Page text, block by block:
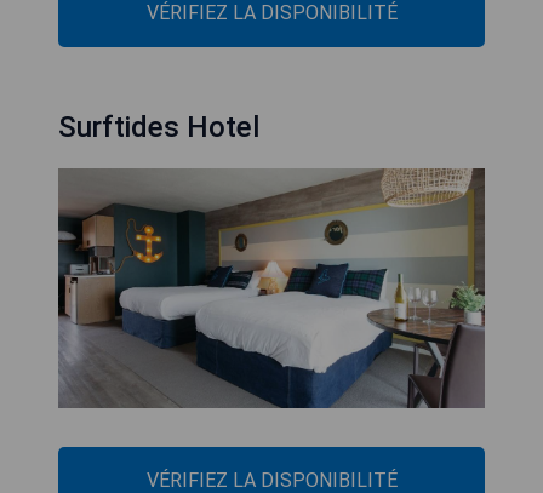
VÉRIFIEZ LA DISPONIBILITÉ
Surftides Hotel
VÉRIFIEZ LA DISPONIBILITÉ